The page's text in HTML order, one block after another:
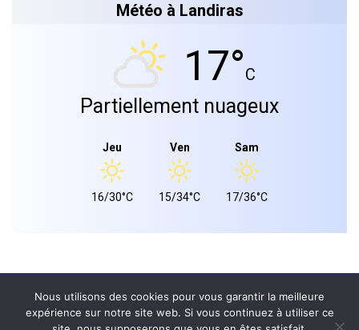
Météo à Landiras
17°C
Partiellement nuageux
Jeu
16/30°C
Ven
15/34°C
Sam
17/36°C
Mairie de landiras 2026 © - Tous droits réservés.
PLAN DU SITE
Nous utilisons des cookies pour vous garantir la meilleure
expérience sur notre site web. Si vous continuez à utiliser ce